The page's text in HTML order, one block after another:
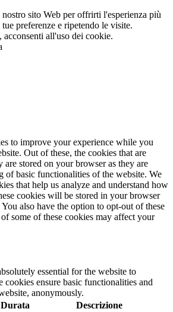
sito Web per offrirti l'esperienza più
preferenze e ripetendo le visite.
all'uso dei cookie.
to improve your experience while you
Out of these, the cookies that are
are stored on your browser as they are
of basic functionalities of the website. We
that help us analyze and understand how
cookies will be stored in your browser
also have the option to opt-out of these
some of these cookies may affect your
essential for the website to
cookies ensure basic functionalities and
anonymously.
Durata Descrizione